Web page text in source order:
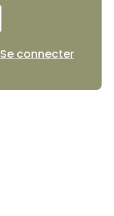
Se connecter